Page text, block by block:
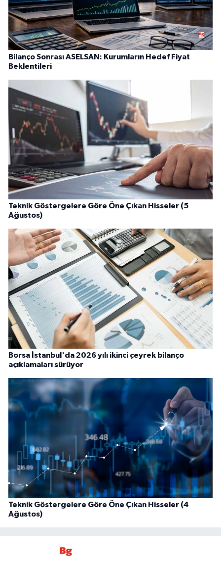
Bilanço Sonrası ASELSAN: Kurumların Hedef Fiyat
Beklentileri
Teknik Göstergelere Göre Öne Çıkan Hisseler (5
Ağustos)
Borsa İstanbul'da 2026 yılı ikinci çeyrek bilanço
açıklamaları sürüyor
Teknik Göstergelere Göre Öne Çıkan Hisseler (4
Ağustos)